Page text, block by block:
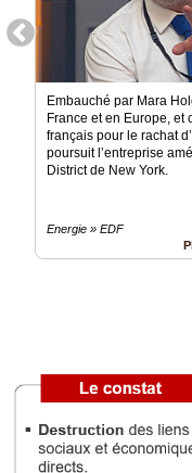
Inscription
annuaire
éditeur
Embauché par Mara
France et en Europe, et
français pour le rachat
poursuit l’entreprise
District de New York.
Energie » EDF